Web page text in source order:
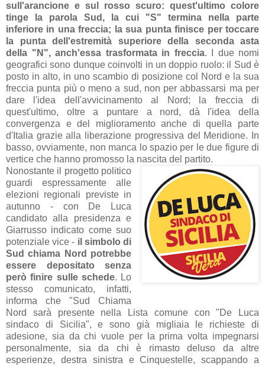
sull'arancione e sul rosso scuro: quest'ultimo colore
tinge la parola Sud, la cui "S" termina nella parte
inferiore in una freccia; la sua punta finisce per toccare
la punta dell'estremità superiore della seconda asta
della "N", anch'essa trasformata in freccia. I due nomi
geografici sono dunque coinvolti in un doppio ruolo: il Sud è
posto in alto, in uno scambio di posizione col Nord e la sua
freccia punta più o meno a sud, non per abbassarsi ma per
dare l'idea dell'avvicinamento al Nord; la freccia di
quest'ultimo, oltre a puntare a nord, dà l'idea della
convergenza e del miglioramento anche di quella parte
d'Italia grazie alla liberazione progressiva del Meridione. In
basso, ovviamente, non manca lo spazio per le due figure di
vertice che hanno promosso la nascita del partito.
Nonostante il progetto politico
guardi espressamente alle
elezioni regionali previste in
autunno - con De Luca
candidato alla presidenza e
Giarrusso indicato come suo
potenziale vice - il simbolo di
Sud chiama Nord potrebbe
essere depositato senza
però finire sulle schede. Lo
stesso comunicato, infatti,
informa che"Sud Chiama
Nord sarà presente nella Lista comune con "De Luca
sindaco di Sicilia", e sono già migliaia le richieste di
adesione, sia da chi vuole per la prima volta impegnarsi
personalmente, sia da chi è rimasto deluso da altre
esperienze, destra sinistra e Cinquestelle, scappando a